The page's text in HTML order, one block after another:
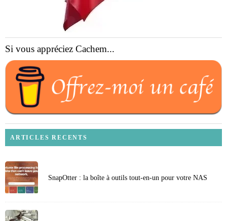
Si vous appréciez Cachem...
ARTICLES RECENTS
SnapOtter : la boîte à outils tout-en-un pour votre NAS